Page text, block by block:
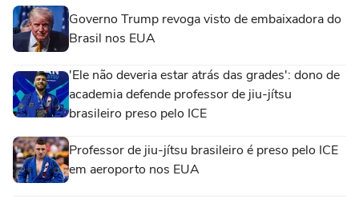
Governo Trump revoga visto de embaixadora do
Brasil nos EUA
'Ele não deveria estar atrás das grades': dono de
academia defende professor de jiu-jítsu
brasileiro preso pelo ICE
Professor de jiu-jítsu brasileiro é preso pelo ICE
em aeroporto nos EUA